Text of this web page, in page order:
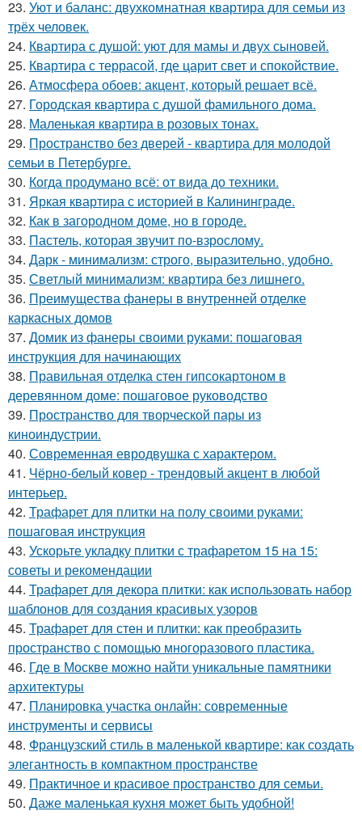
23. Уют и баланс: двухкомнатная квартира для семьи из
трёх человек.
24. Квартира с душой: уют для мамы и двух сыновей.
25. Квартира с террасой, где царит свет и спокойствие.
26. Атмосфера обоев: акцент, который решает всё.
27. Городская квартира с душой фамильного дома.
28. Маленькая квартира в розовых тонах.
29. Пространство без дверей - квартира для молодой
семьи в Петербурге.
30. Когда продумано всё: от вида до техники.
31. Яркая квартира с историей в Калининграде.
32. Как в загородном доме, но в городе.
33. Пастель, которая звучит по-взрослому.
34. Дарк - минимализм: строго, выразительно, удобно.
35. Светлый минимализм: квартира без лишнего.
36. Преимущества фанеры в внутренней отделке
каркасных домов
37. Домик из фанеры своими руками: пошаговая
инструкция для начинающих
38. Правильная отделка стен гипсокартоном в
деревянном доме: пошаговое руководство
39. Пространство для творческой пары из
киноиндустрии.
40. Современная евродвушка с характером.
41. Чёрно-белый ковер - трендовый акцент в любой
интерьер.
42. Трафарет для плитки на полу своими руками:
пошаговая инструкция
43. Ускорьте укладку плитки с трафаретом 15 на 15:
советы и рекомендации
44. Трафарет для декора плитки: как использовать набор
шаблонов для создания красивых узоров
45. Трафарет для стен и плитки: как преобразить
пространство с помощью многоразового пластика.
46. Где в Москве можно найти уникальные памятники
архитектуры
47. Планировка участка онлайн: современные
инструменты и сервисы
48. Французский стиль в маленькой квартире: как создать
элегантность в компактном пространстве
49. Практичное и красивое пространство для семьи.
50. Даже маленькая кухня может быть удобной!